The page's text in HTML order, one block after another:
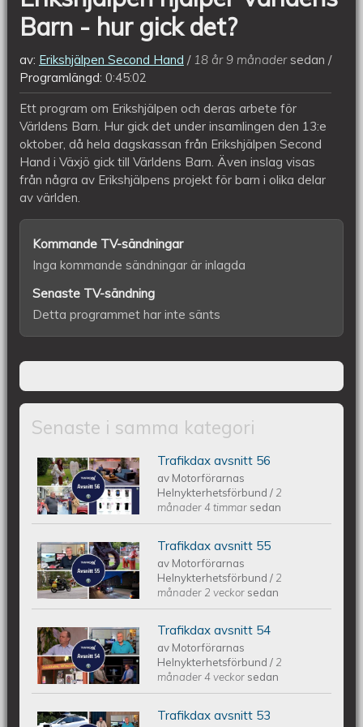
Barn - hur gick det?
av: Erikshjälpen Second Hand 18 år 9 månadersedan
Programlängd: 0:45:02
Ett program om Erikshjälpen och deras arbete för
Världens Barn. Hur gick det under insamlingen den 13:e
oktober, då hela dagskassan från Erikshjälpen Second
Hand i Växjö gick till Världens Barn. Även inslag visas
från några av Erikshjälpens projekt för barn i olika delar
av världen.
Kommande TV-sändningar
Inga kommande sändningar är inlagda
Senaste TV-sändning
Detta programmet har inte sänts
Senaste i samma kategori
Trafikdax - Avsnitt 56
Trafikdax avsnitt 56
av Motorförarnas
Helnykterhetsförbund/ 2
månader 4 timmar sedan
Trafikdax - Avsnitt 55
Trafikdax avsnitt 55
av Motorförarnas
Helnykterhetsförbund/ 2
månader 2 veckor sedan
Trafikdax avsnitt 54
Trafikdax avsnitt 54
av Motorförarnas
Helnykterhetsförbund/ 2
månader 4 veckor sedan
Trafikdax avsnitt 53